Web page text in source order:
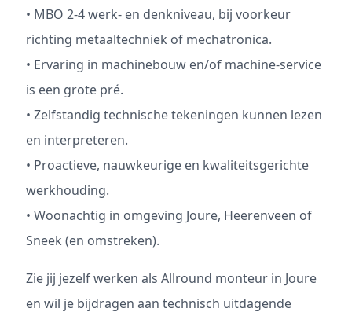
• MBO 2-4 werk- en denkniveau, bij voorkeur
richting metaaltechniek of mechatronica.
• Ervaring in machinebouw en/of machine-service
is een grote pré.
• Zelfstandig technische tekeningen kunnen lezen
en interpreteren.
• Proactieve, nauwkeurige en kwaliteitsgerichte
werkhouding.
• Woonachtig in omgeving Joure, Heerenveen of
Sneek (en omstreken).
Zie jij jezelf werken als Allround monteur in Joure
en wil je bijdragen aan technisch uitdagende